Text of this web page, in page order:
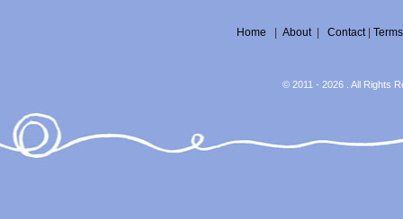
Home About| Contact| Terms
© 2011 - 2026 . All Rights